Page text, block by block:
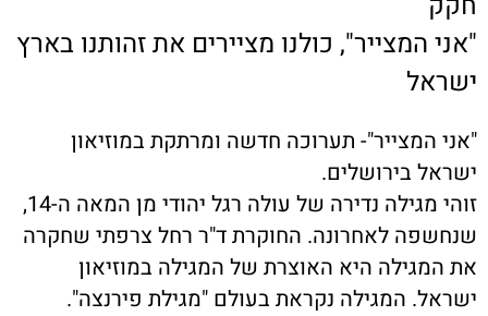
"אני המצייר", כולנו מציירים את זהותנו בארץ
ישראל
"אני המצייר"- תערוכה חדשה ומרתקת במוזיאון
ישראל בירושלים.
זוהי מגילה נדירה של עולה רגל יהודי מן המאה ה-14,
שנחשפה לאחרונה. החוקרת ד"ר רחל צרפתי שחקרה
את המגילה היא האוצרת של המגילה במוזיאון
ישראל. המגילה נקראת בעולם "מגילת פירנצה".